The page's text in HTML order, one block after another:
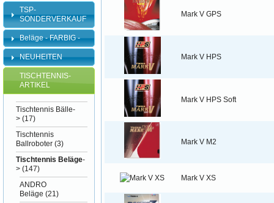
Mark V GPS
Mark V HPS
Mark V HPS Soft
Mark V M2
Mark V XS
TSP-
SONDERVERKAUF
Beläge - FARBIG -
NEUHEITEN
TISCHTENNIS-
ARTIKEL
Tischtennis Bälle-
> (17)
Tischtennis
Ballroboter (3)
Tischtennis Beläge-
> (147)
ANDRO
Beläge (21)